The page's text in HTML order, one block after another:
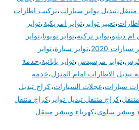
،تبديل نوابر سيارات،تركيب اطارات
،تغيير تواير ،تواير امريكية،تواير
ام دبليو،تواير تركية،تواير تويوتا،تواير
سيارات 2020 ،تواير سيارة،تواير
،تواير مرسيدس،تواير يابانية،خدمة
تبديل الاطارات امام المنزل،خدمة
سيارات،عجلات السيارات،كراج تبديل
،كراج متنقل تبديل تواير ،كراج متنقل
وبنشر سلوى،كهرباء وبنشر متنقل